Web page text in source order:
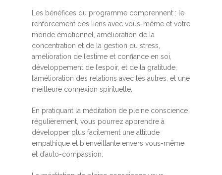
Les bénéfices du programme comprennent : le
renforcement des liens avec vous-même et votre
monde émotionnel, amélioration de la
concentration et de la gestion du stress,
amélioration de l’estime et confiance en soi,
développement de l’espoir, et de la gratitude,
l’amélioration des relations avec les autres, et une
meilleure connexion spirituelle.
En pratiquant la méditation de pleine conscience
régulièrement, vous pourrez apprendre à
développer plus facilement une attitude
empathique et bienveillante envers vous-même
et d’auto-compassion.